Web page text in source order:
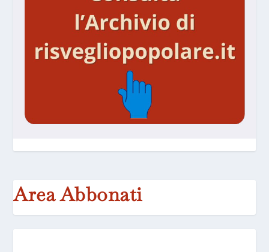
Area Abbonati